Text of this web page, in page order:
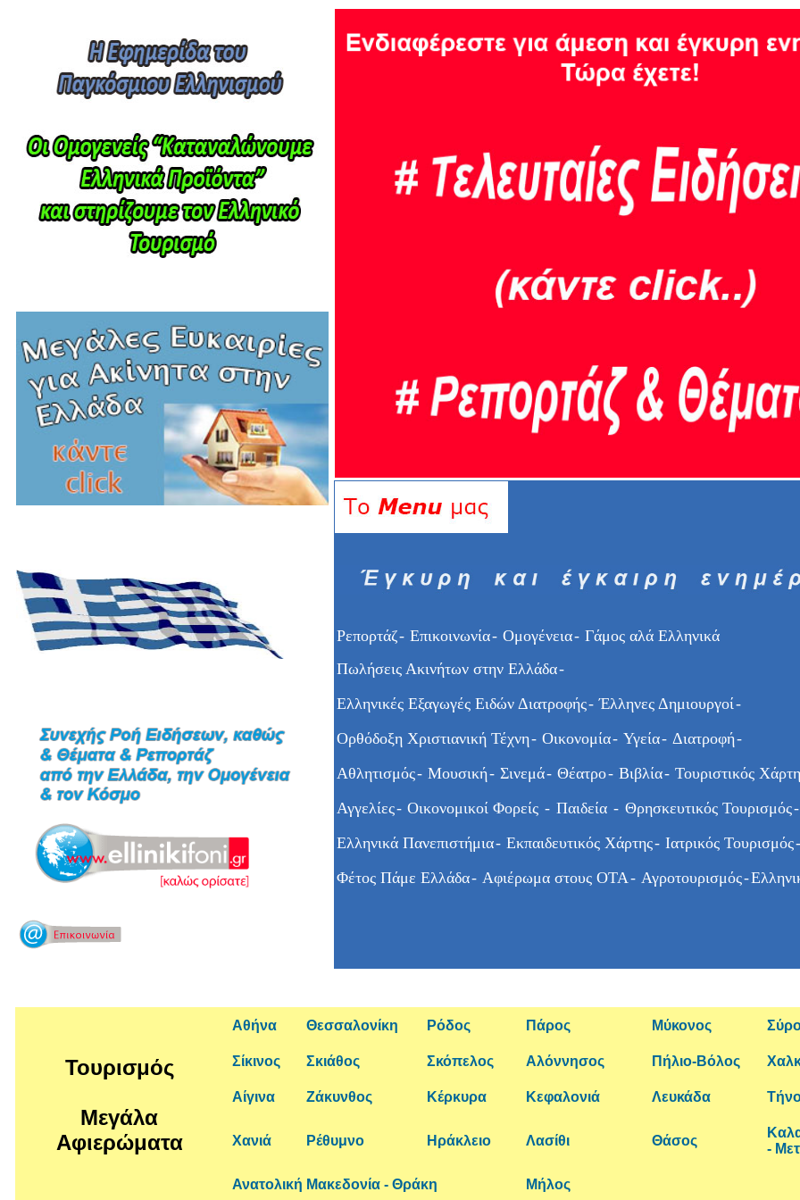
Ρεπορτάζ- Επικοινωνία- Ομογένεια- Γάμος αλά Ελληνικά
Πωλήσεις Ακινήτων στην Ελλάδα-
Ελληνικές Εξαγωγές Ειδών Διατροφής- Έλληνες Δημιουργοί-
Ορθόδοξη Χριστιανική Τέχνη- Οικονομία- Υγεία- Διατροφή-
Αθλητισμός- Μουσική- Σινεμά- Θέατρο- Βιβλία- Τουριστικός
Αγγελίες- Οικονομικοί Φορείς - Παιδεία - Θρησκευτικός Τουρισμός-
Ελληνικά Πανεπιστήμια- Εκπαιδευτικός Χάρτης- Ιατρικός Τουρισμός-
Φέτος Πάμε Ελλάδα- Αφιέρωμα στους ΟΤΑ- Αγροτουρισμός-
Τουρισμός
Μεγάλα
Αφιερώματα
Αθήνα Θεσσαλονίκη Ρόδος Πάρος Μύκονος
Σίκινος Σκιάθος Σκόπελος Αλόννησος Πήλιο-Βόλος
Αίγινα Ζάκυνθος Κέρκυρα Κεφαλονιά Λευκάδα
Χανιά Ρέθυμνο Ηράκλειο Λασίθι Θάσος
-
Ανατολική Μακεδονία - Θράκη Μήλος